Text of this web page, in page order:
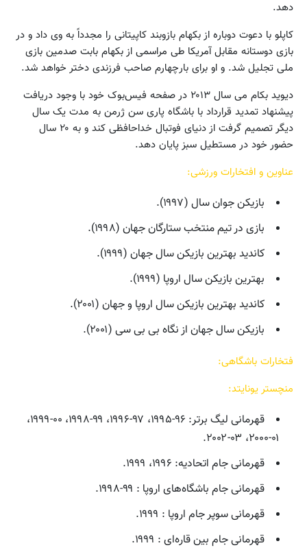
دهد.
کاپلو با دعوت دوباره از بکهام بازوبند کاپیتانی را مجدداً به وی داد و در
بازی دوستانه مقابل آمریکا طی مراسمی از بکهام بابت صدمین بازی
ملی تجلیل شد. و او برای بارچهارم صاحب فرزندی دختر خواهد شد.
دیوید بکام می سال ۲۰۱۳ در صفحه فیس‌بوک خود با وجود دریافت
پیشنهاد تمدید قرارداد با باشگاه پاری سن ژرمن به مدت یک سال
دیگر تصمیم گرفت از دنیای فوتبال خداحافظی کند و به ۲۰ سال
حضور خود در مستطیل سبز پایان دهد.
عناوین و افتخارات ورزشی:
بازیکن جوان سال (۱۹۹۷).
بازی در تیم منتخب ستارگان جهان (۱۹۹۸).
کاندید بهترین بازیکن سال جهان (۱۹۹۹).
بهترین بازیکن سال اروپا (۱۹۹۹).
کاندید بهترین بازیکن سال اروپا و جهان (۲۰۰۱).
بازیکن سال جهان از نگاه بی بی سی (۲۰۰۱).
فتخارات باشگاهی:
منچستر یونایتد:
قهرمانی لیگ برتر: ۹۶-۱۹۹۵، ۹۷-۱۹۹۶، ۹۹-۱۹۹۸، ۰۰-۱۹۹۹،
۰۱-۲۰۰۰، ۰۳-۲۰۰۲.
قهرمانی جام اتحادیه: ۱۹۹۶، ۱۹۹۹.
قهرمانی جام باشگاه‌های اروپا : ۹۹-۱۹۹۸.
قهرمانی سوپر جام اروپا : ۱۹۹۹.
قهرمانی جام بین قاره‌ای : ۱۹۹۹.